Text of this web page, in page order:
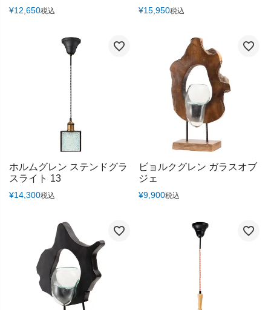
¥12,650税込 ¥15,950税込
ホルムグレン ステンドグラ
スライト 13
¥14,300税込
ビョルクグレン ガラスオブ
ジェ
¥9,900税込